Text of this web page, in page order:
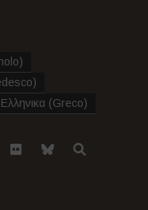
)
)
Ελληνικα (Greco)